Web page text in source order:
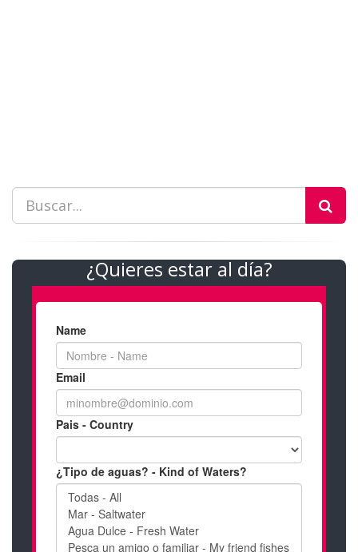
¿Quieres estar al día?